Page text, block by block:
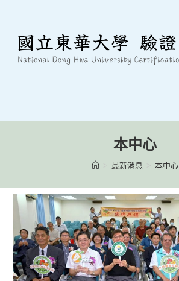
本中心
最新消息 本中心